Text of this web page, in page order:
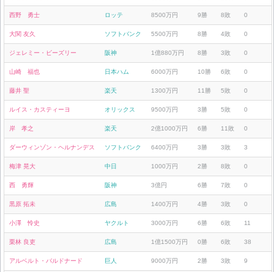
西野 勇士 ロッテ 8500万円 9勝 8敗 0
大関 友久 ソフトバンク 5500万円 8勝 4敗 0
ジェレミー・ビーズリー 阪神 1億880万円 8勝 3敗 0
山崎 福也 日本ハム 6000万円 10勝 6敗 0
藤井 聖 楽天 1300万円 11勝 5敗 0
ルイス・カスティーヨ オリックス 9500万円 3勝 5敗 0
岸 孝之 楽天 2億1000万円 6勝 11敗 0
ダーウィンゾン・ヘルナンデス ソフトバンク 6400万円 3勝 3敗 3
梅津 晃大 中日 1000万円 2勝 8敗 0
西 勇輝 阪神 3億円 6勝 7敗 0
黒原 拓未 広島 1400万円 4勝 3敗 0
小澤 怜史 ヤクルト 3000万円 6勝 6敗 11
栗林 良吏 広島 1億1500万円 0勝 6敗 38
アルベルト・バルドナード 巨人 9000万円 2勝 3敗 9